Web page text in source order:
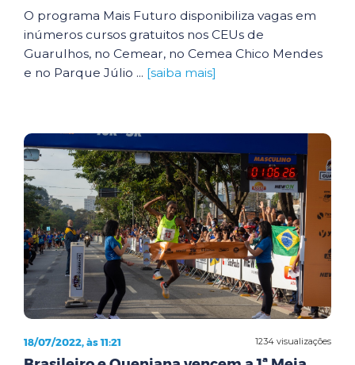
O programa Mais Futuro disponibiliza vagas em
inúmeros cursos gratuitos nos CEUs de
Guarulhos, no Cemear, no Cemea Chico Mendes
e no Parque Júlio ... [saiba mais]
1234 visualizações
18/07/2022, às 11:21